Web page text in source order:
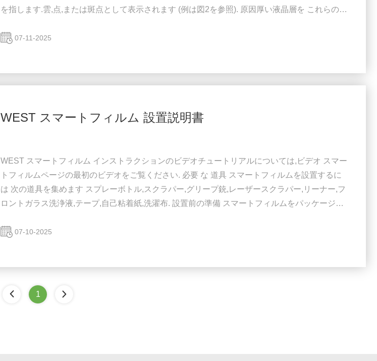
を指します.雲,点,または斑点として表示されます (例は図2を参照). 原因厚い液晶層を これらの特
閉じ込められた灰色粒子,塵,または他の不浄物質を指します.それらは通常黒色です (特定の形状
07-11-2025
WEST スマートフィルム 設置説明書
WEST スマートフィルム インストラクションのビデオチュートリアルについては,ビデオ スマー
トフィルムページの最初のビデオをご覧ください. 必要 な 道具 スマートフィルムを設置するに
は 次の道具を集めます スプレーボトル,スクラパー,グリープ銃,レーザースクラパー,リーナー,フ
ロントガラス洗浄液,テープ,自己粘着紙,洗濯布. 設置前の準備 スマートフィルムをパッケージか
ムの仕様や付属した図を グラスの現場での測定尺度と比較して 互換性を確認してください. 設置
07-10-2025
1